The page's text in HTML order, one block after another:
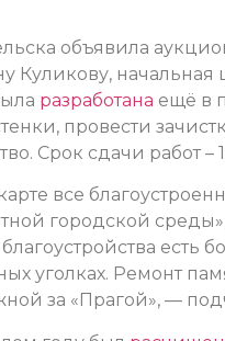
объявила
Куликову, начальная
разработана ещё в
провести
Срок сдачи работ –
все
городской
есть
уголках. Ремонт
за «Прагой», —